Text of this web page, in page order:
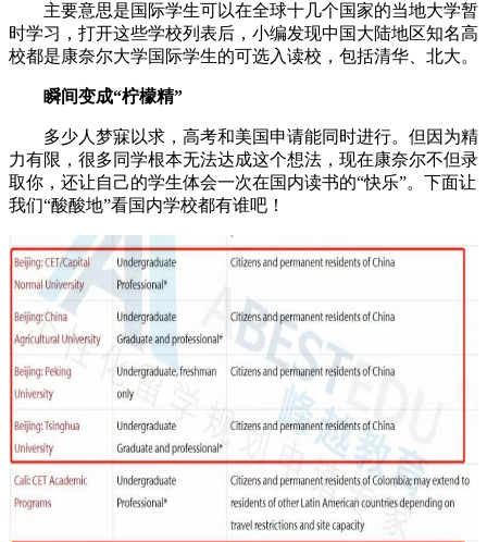
主要意思是国际学生可以在全球十几个国家的当地大学暂
时学习，打开这些学校列表后，小编发现中国大陆地区知名高
校都是康奈尔大学国际学生的可选入读校，包括清华、北大。
瞬间变成“柠檬精”
多少人梦寐以求，高考和美国申请能同时进行。但因为精
力有限，很多同学根本无法达成这个想法，现在康奈尔不但录
取你，还让自己的学生体会一次在国内读书的“快乐”。下面让
我们“酸酸地”看国内学校都有谁吧！